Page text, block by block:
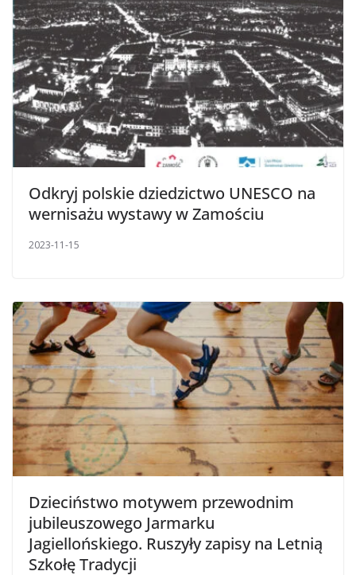
Odkryj polskie dziedzictwo UNESCO na
wernisażu wystawy w Zamościu
2023-11-15
Dzieciństwo motywem przewodnim
jubileuszowego Jarmarku
Jagiellońskiego. Ruszyły zapisy na Letnią
Szkołę Tradycji